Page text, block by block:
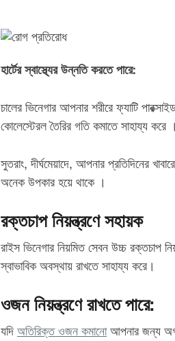
হার্টের স্বাস্থ্যের উন্নতি করতে পারে:
চালের ভিনেগার আপনার শরীরে ফ্যাটি
কোলেস্টেরল তৈরির গতি কমাতে সাহায্য করে ।
সুতরাং, দীর্ঘমেয়াদে, আপনার প্রতিদিনের
অনেক উপকার হয়ে থাকে ।
রক্তচাপ নিয়ন্ত্রণে সহায়ক
রাইস ভিনেগার নিয়মিত সেবন উচ্চ রক্তচাপ
স্বাভাবিক অবস্থায় রাখতে সাহায্য করে।
ওজন নিয়ন্ত্রণে রাখতে পারে:
যদি অতিরিক্ত ওজন কমানোআপনার জন্য